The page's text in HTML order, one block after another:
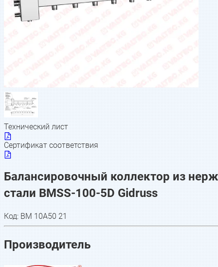
Технический лист
Сертификат соответствия
Балансировочный коллектор из
стали BMSS-100-5D Gidruss
Код:BM 10А50 21
Производитель